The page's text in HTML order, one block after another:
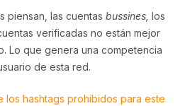
piensan, las cuentas bussines, los
verificadas no están mejor
Lo que genera una competencia
de esta red.
los hashtags prohibidos para este